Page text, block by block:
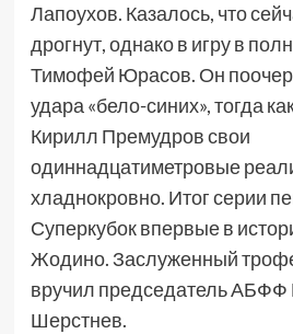
Лапоухов. Казалось, что
дрогнут, однако в игру в
Тимофей Юрасов. Он
удара «бело-синих», тогда
Кирилл Премудров свои
одиннадцатиметровые
хладнокровно. Итог серии
Суперкубок впервые в
Жодино. Заслуженный
вручил председатель АБФФ
Шерстнев.